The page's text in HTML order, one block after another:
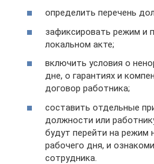
определить перечень
зафиксировать режим и
локальном акте;
включить условия о
дне, о гарантиях и
договор работника;
составить отдельные
должности или
будут перейти на режим
рабочего дня, и
сотрудника.